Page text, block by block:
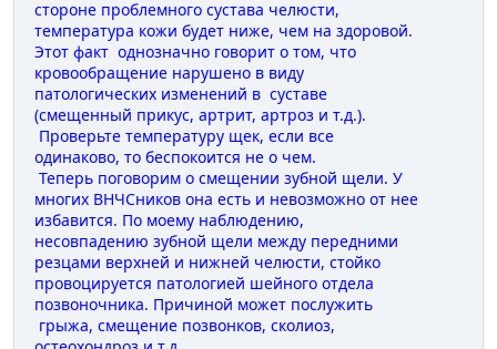
стороне проблемного сустава челюсти,
температура кожи будет ниже, чем на здоровой.
Этот факт однозначно говорит о том, что
кровообращение нарушено в виду
патологических изменений в суставе
(смещенный прикус, артрит, артроз и т.д.).
Проверьте температуру щек, если все
одинаково, то беспокоится не о чем.
Теперь поговорим о смещении зубной щели. У
многих ВНЧСников она есть и невозможно от нее
избавится. По моему наблюдению,
несовпадению зубной щели между передними
резцами верхней и нижней челюсти, стойко
провоцируется патологией шейного отдела
позвоночника. Причиной может послужить
грыжа, смещение позвонков, сколиоз,